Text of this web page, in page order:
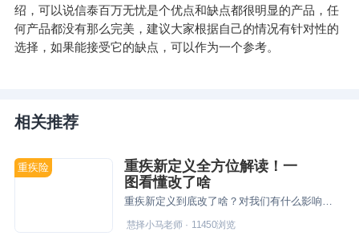
绍，可以说信泰百万无忧是个优点和缺点都很明显的产品，任
何产品都没有那么完美，建议大家根据自己的情况有针对性的
选择，如果能接受它的缺点，可以作为一个参考。
相关推荐
重疾险
重疾新定义全方位解读！一
图看懂改了啥
重疾新定义到底改了啥？对我们有什么影响？新旧定义产品怎么抉择？新产品会降价吗？
慧择小马老师· 11450浏览